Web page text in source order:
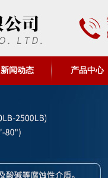
新闻动态 产品中心